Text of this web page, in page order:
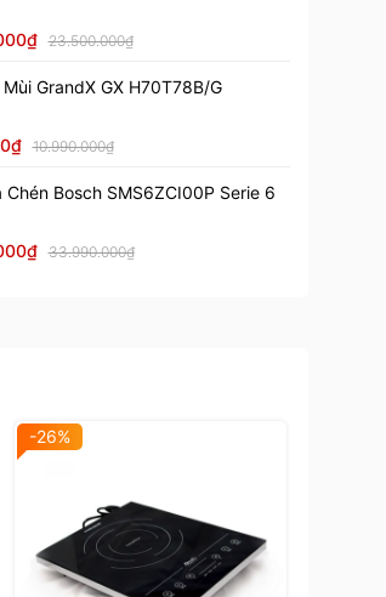
12 tháng chính hãng
23.500.000₫
GrandX GX H70T78B/G
10.990.000₫
Chén Bosch SMS6ZCI00P Serie 6
33.990.000₫
-26%